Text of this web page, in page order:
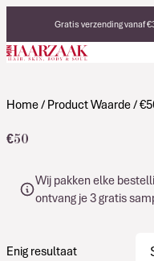
Gratis verzending vanaf
Eerlijke, duurzame
Made in Italy
Home/ Product Waarde /
€50
Wij pakken elke
ontvang je 3 gratis
Enig resultaat